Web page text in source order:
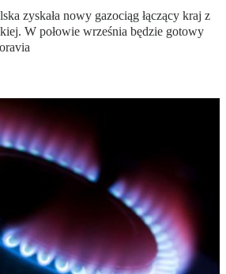
zyskała nowy gazociąg łączący kraj z
W połowie września będzie gotowy